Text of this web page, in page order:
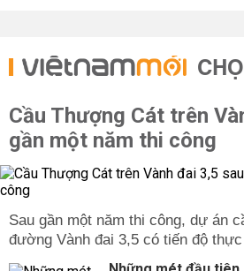
Cầu Thượng Cát trên
gần một năm thi công
Sau gần một năm thi công, dự án
đường Vành đai 3,5 có tiến độ